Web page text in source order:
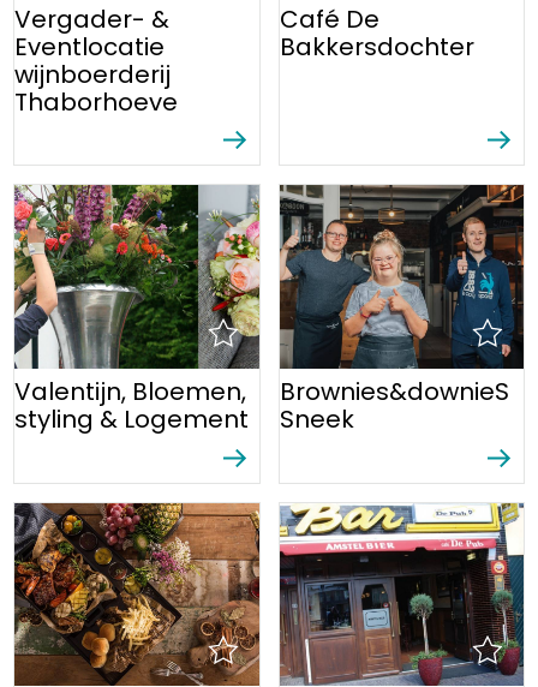
Vergader- &
Eventlocatie
wijnboerderij
Thaborhoeve
Café De
Bakkersdochter
Valentijn, Bloemen,
styling & Logement
Brownies&downieS
Sneek